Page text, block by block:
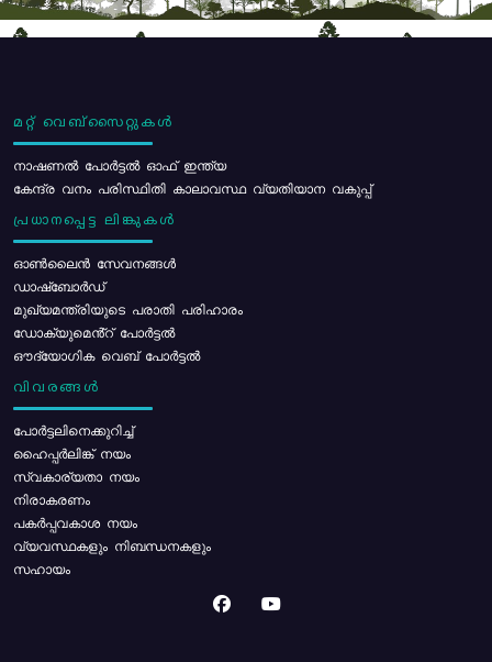
മറ്റ് വെബ്സൈറ്റുകൾ
നാഷണൽ പോർട്ടൽ ഓഫ് ഇന്ത്യ
കേന്ദ്ര വനം പരിസ്ഥിതി കാലാവസ്ഥ വ്യതിയാന വകുപ്പ്
പ്രധാനപ്പെട്ട ലിങ്കുകൾ
ഓൺലൈൻ സേവനങ്ങൾ
ഡാഷ്ബോർഡ്
മുഖ്യമന്ത്രിയുടെ പരാതി പരിഹാരം
ഡോക്യുമെൻ്റ് പോർട്ടൽ
ഔദ്യോഗിക വെബ് പോർട്ടൽ
വിവരങ്ങൾ
പോര്‍ട്ടലിനെക്കുറിച്ച്
ഹൈപ്പർലിങ്ക് നയം
സ്വകാര്യതാ നയം
നിരാകരണം
പകർപ്പവകാശ നയം
വ്യവസ്ഥകളും നിബന്ധനകളും
സഹായം